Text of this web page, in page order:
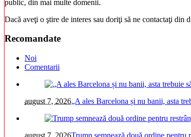
public, din mai multe domenii.
Dacă aveţi o ştire de interes sau doriţi să ne contactaţi
Recomandate
Noi
Comentarii
august 7, 2026„A ales Barcelona și nu banii, asta
august 7, 2026Trump semnează două ordine pentru